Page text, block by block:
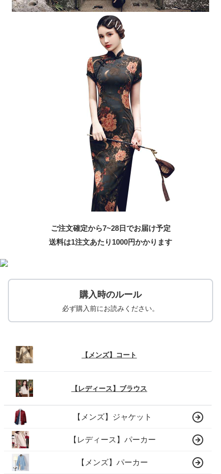
ご注文確定から7~28日でお届け予定
送料は1注文あたり 1000円かかります
購入時のルール
必ず購入前にお読みください。
【メンズ】コート
【レディース】ブラウス
【メンズ】ジャケット
【レディース】パーカー
【メンズ】パーカー